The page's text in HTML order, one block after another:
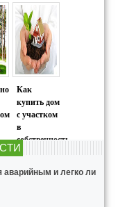
Как
купить дом
с участком
в
собственность
аварийным и легко ли